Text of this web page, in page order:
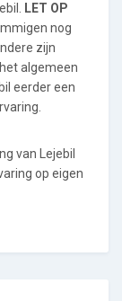
LET OP
nog
zijn
algemeen
eerder een
van Lejebil
op eigen